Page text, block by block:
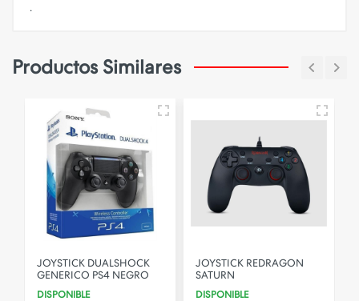
.
Productos Similares
JOYSTICK DUALSHOCK
GENERICO PS4 NEGRO
DISPONIBLE
JOYSTICK REDRAGON
SATURN
DISPONIBLE